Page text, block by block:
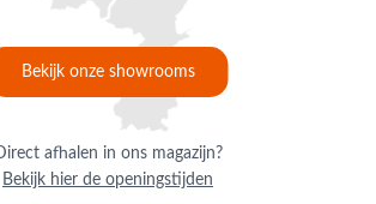
Bekijk onze showrooms
Direct afhalen in ons magazijn?
Bekijk hier de openingstijden